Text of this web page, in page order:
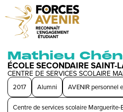
Mathieu
ÉCOLE SECONDAIRE SAINT-
CENTRE DE SERVICES SCOLAIRE
2017 Alumni AVENIR personnel
Centre de services scolaire Marguerite-